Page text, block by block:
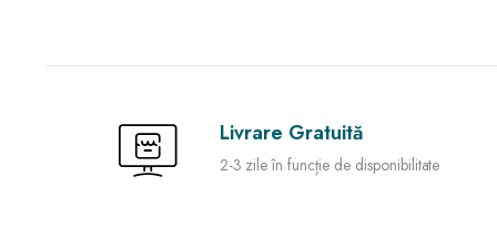
Livrare Gratuită
2-3 zile în funcție de disponibilitate